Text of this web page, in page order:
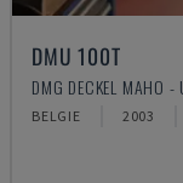
DMU 100T
DMG DECKEL MAHO -
BELGIE 2003